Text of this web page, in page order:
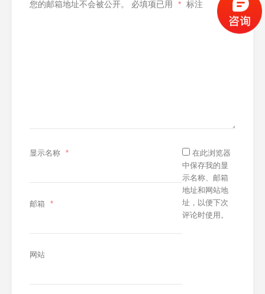
您的邮箱地址不会被公开。 必填项已用 * 标注
显示名称 *
邮箱 *
网站
在此浏览器
中保存我的显
示名称、邮箱
地址和网站地
址，以便下次
评论时使用。